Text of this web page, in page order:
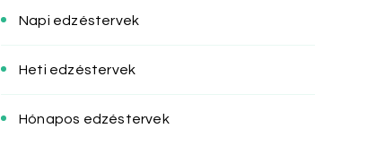
Napi edzéstervek
Heti edzéstervek
Hónapos edzéstervek